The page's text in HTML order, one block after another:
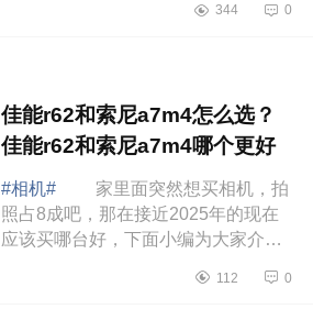
r62值得买吗 佳能r62优缺点有哪
344 0
佳能r62和索尼a7m4怎么选？
佳能r62和索尼a7m4哪个更好
#相机#
家里面突然想买相机，拍
照占8成吧，那在接近2025年的现在
应该买哪台好，下面小编为大家介绍
r62和索尼a7m4哪个更好 佳能r62
112 0